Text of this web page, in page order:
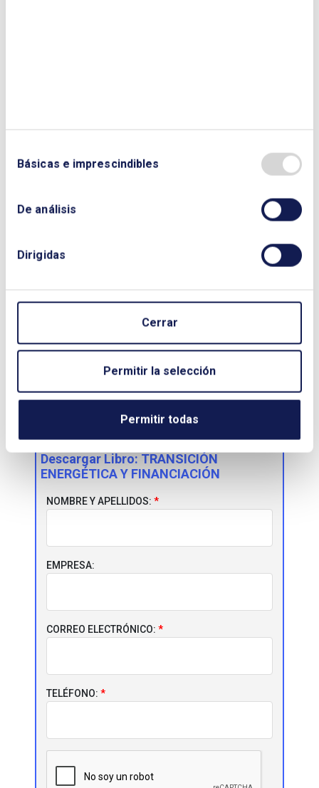
Básicas e imprescindibles
De análisis
Dirigidas
Cerrar
Permitir la selección
Permitir todas
Entorno Regulatorio, IBERDROLA
Regulación de Generación, NATURGY
José Manuel de la Lama Alcaide,
Rubén García Martínez, Gerente Senior,
Participadas, REPSOL
Elena Álvarez Díez, Gerente Senior de
Para descargar el documento es necesario
descargas.
Descargar Libro: TRANSICIÓN
ENERGÉTICA Y FINANCIACIÓN
NOMBRE Y APELLIDOS:
EMPRESA:
CORREO ELECTRÓNICO:
TELÉFONO: